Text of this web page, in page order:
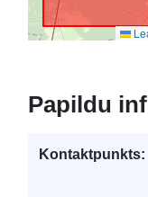
Papildu
Kontaktpunkts: